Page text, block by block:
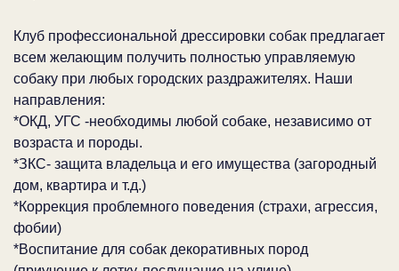
Клуб профессиональной дрессировки собак предлагает
всем желающим получить полностью управляемую
собаку при любых городских раздражителях. Наши
направления:
*ОКД, УГС -необходимы любой собаке, независимо от
возраста и породы.
*ЗКС- защита владельца и его имущества (загородный
дом, квартира и т.д.)
*Коррекция проблемного поведения (страхи, агрессия,
фобии)
*Воспитание для собак декоративных пород